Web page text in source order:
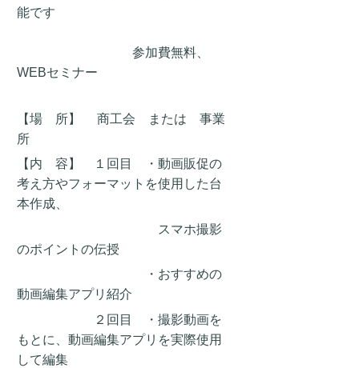
能です
参加費無料、
WEBセミナー
【場 所】 商工会 または 事業
所
【内 容】 １回目 ・動画販促の
考え方やフォーマットを使用した台
本作成、
スマホ撮影
のポイントの伝授
・おすすめの
動画編集アプリ紹介
２回目 ・撮影動画を
もとに、動画編集アプリを実際使用
して編集